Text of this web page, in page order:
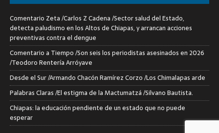
Comentario Zeta /Carlos Z Cadena /Sector salud del Estado,
detecta paludismo en los Altos de Chiapas, y arrancan acciones
preventivas contra el dengue
Comentario a Tiempo /Son seis los periodistas asesinados en 2026
/Teodoro Rentería Arróyave
Desde el Sur /Armando Chacón Ramírez Corzo /Los Chimalapas arde
Palabras Claras /El estigma de la Mactumatzá /Silvano Bautista.
Chiapas: la educación pendiente de un estado que no puede
esperar